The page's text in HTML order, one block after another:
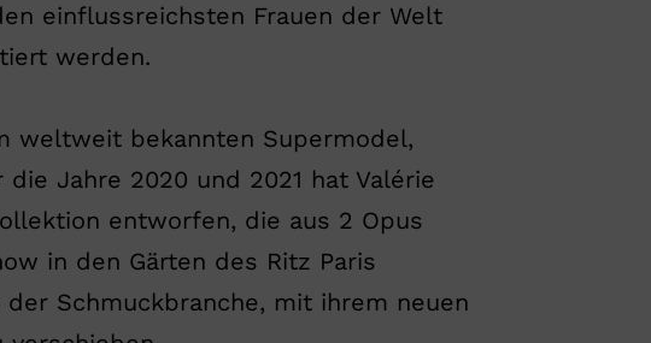
einflussreichsten Frauen der Welt
werden.
weltweit bekannten Supermodel,
Jahre 2020 und 2021 hat Valérie
entworfen, die aus 2 Opus
in den Gärten des Ritz Paris
Schmuckbranche, mit ihrem neuen